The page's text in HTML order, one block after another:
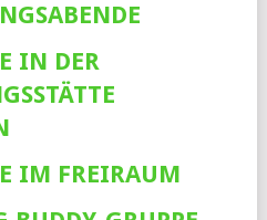
IN DER
IM FREIRAUM